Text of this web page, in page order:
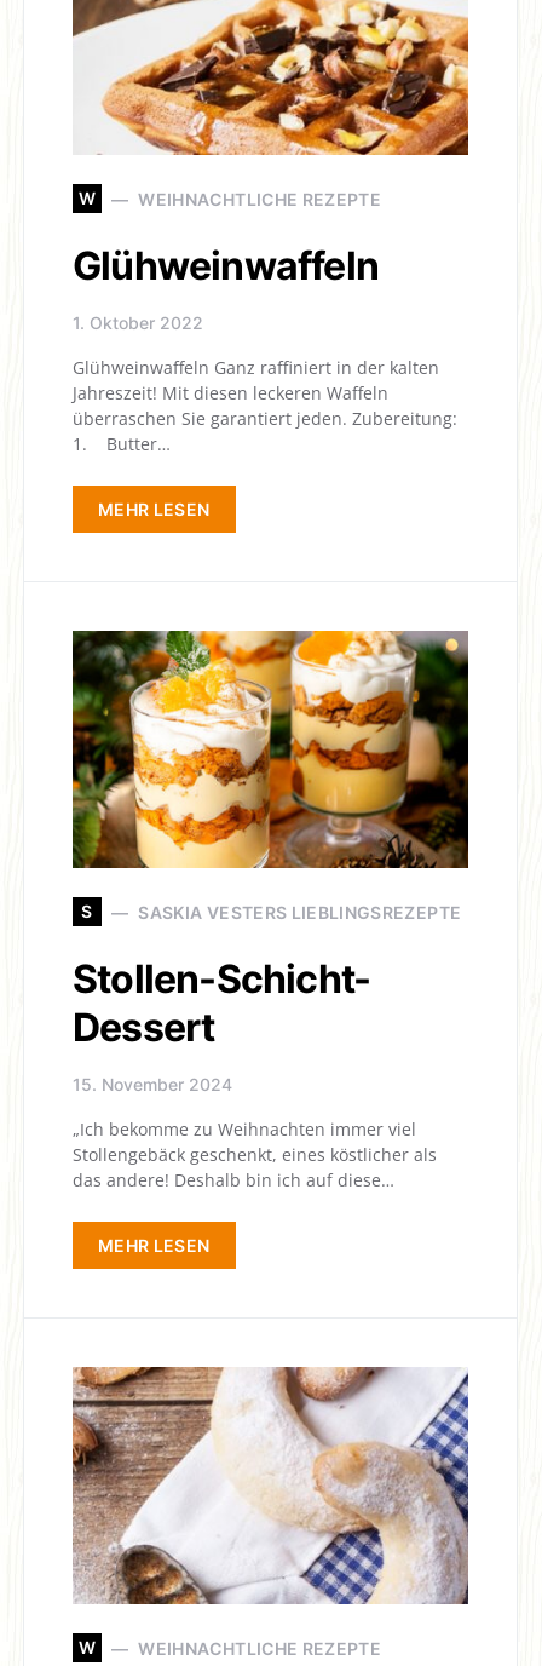
W WEIHNACHTLICHE REZEPTE
Glühweinwaffeln
1. Oktober 2022
Glühweinwaffeln Ganz raffiniert in der kalten
Jahreszeit! Mit diesen leckeren Waffeln
überraschen Sie garantiert jeden. Zubereitung:
1. Butter…
MEHR LESEN
S SASKIA VESTERS LIEBLINGSREZEPTE
Stollen-Schicht-
Dessert
15. November 2024
„Ich bekomme zu Weihnachten immer viel
Stollengebäck geschenkt, eines köstlicher als
das andere! Deshalb bin ich auf diese…
MEHR LESEN
W WEIHNACHTLICHE REZEPTE